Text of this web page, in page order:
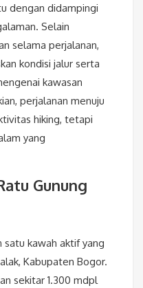
dengan didampingi
Selain
selama perjalanan,
kondisi jalur serta
kawasan
perjalanan menuju
hiking, tetapi
yang
Gunung
satu kawah aktif yang
Kabupaten Bogor.
sekitar 1.300 mdpl